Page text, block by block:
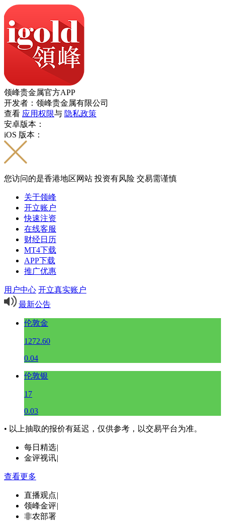
领峰贵金属官方APP
开发者：领峰贵金属有限公司
查看 应用权限与 隐私政策
安卓版本：
iOS 版本：
您访问的是香港地区网站 投资有风险 交易需谨慎
关于领峰
开立账户
快速注资
在线客服
财经日历
MT4下载
APP下载
推广优惠
用户中心 开立真实账户
最新公告
伦敦金
1272.60
0.04
伦敦银
17
0.03
• 以上抽取的报价有延迟，仅供参考，以交易平台为准。
每日精选|
金评视讯|
查看更多
直播观点|
领峰金评|
非农部署